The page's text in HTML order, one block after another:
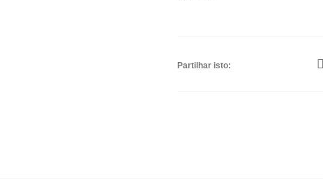
Partilhar isto: